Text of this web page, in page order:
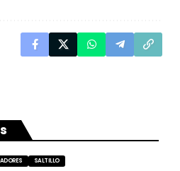
SALTILLO